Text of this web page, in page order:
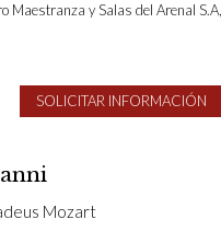
Maestranza y Salas del Arenal S.A,
SOLICITAR INFORMACIÓN
Mozart